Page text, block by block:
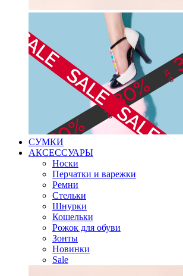
СУМКИ
АКСЕССУАРЫ
Носки
Перчатки и варежки
Ремни
Стельки
Шнурки
Кошельки
Рожок для обуви
Зонты
Новинки
Sale